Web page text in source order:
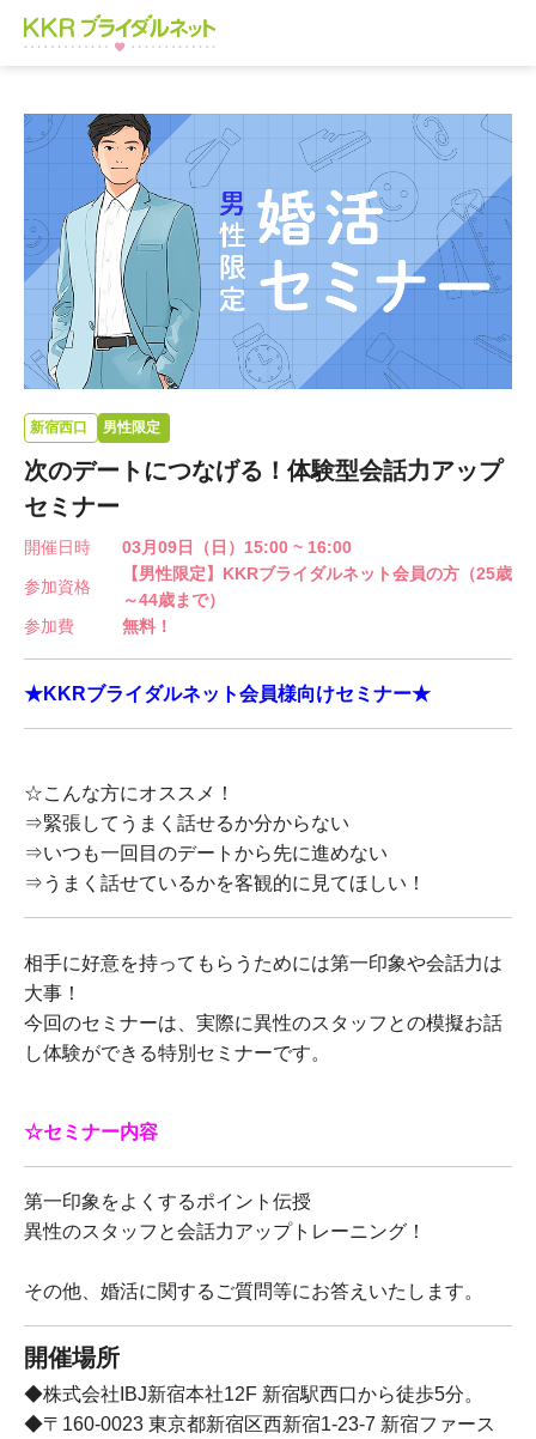
新宿西口 男性限定
次のデートにつなげる！体験型会話力アップ
セミナー
開催日時 03月09日（日）15:00 ~ 16:00
参加資格
【男性限定】KKRブライダルネット会員の方（25歳
～44歳まで）
参加費
無料！
★KKRブライダルネット会員様向けセミナー★
☆こんな方にオススメ！
⇒緊張してうまく話せるか分からない
⇒いつも一回目のデートから先に進めない
⇒うまく話せているかを客観的に見てほしい！
相手に好意を持ってもらうためには第一印象や会話力は
大事！
今回のセミナーは、実際に異性のスタッフとの模擬お話
し体験ができる特別セミナーです。
☆セミナー内容
第一印象をよくするポイント伝授
異性のスタッフと会話力アップトレーニング！
その他、婚活に関するご質問等にお答えいたします。
開催場所
◆株式会社IBJ新宿本社12F 新宿駅西口から徒歩5分。
◆〒160-0023 東京都新宿区西新宿1-23-7 新宿ファース